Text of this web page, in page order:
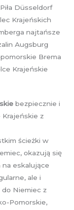
Düsseldorf
Krajeńskich
najtańsze
Augsburg
Brema
Krajeńskie
bezpiecznie i
z
ścieżki w
okazują się
eskalujące
ale i
Niemiec z
Pomorskie,